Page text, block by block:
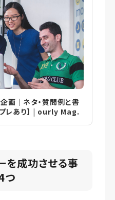
画｜ネタ・質問例と書
レあり】 | ourly Mag.
を成功させる事
つ